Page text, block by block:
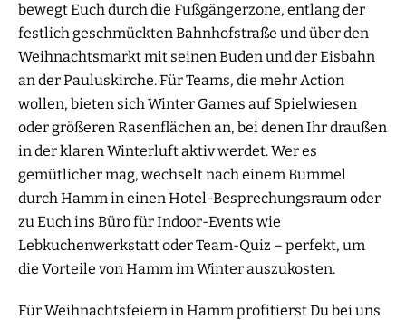
bewegt Euch durch die Fußgängerzone, entlang der
festlich geschmückten Bahnhofstraße und über den
Weihnachtsmarkt mit seinen Buden und der Eisbahn
an der Pauluskirche. Für Teams, die mehr Action
wollen, bieten sich Winter Games auf Spielwiesen
oder größeren Rasenflächen an, bei denen Ihr draußen
in der klaren Winterluft aktiv werdet. Wer es
gemütlicher mag, wechselt nach einem Bummel
durch Hamm in einen Hotel-Besprechungsraum oder
zu Euch ins Büro für Indoor-Events wie
Lebkuchenwerkstatt oder Team-Quiz – perfekt, um
die Vorteile von Hamm im Winter auszukosten.
Für Weihnachtsfeiern in Hamm profitierst Du bei uns